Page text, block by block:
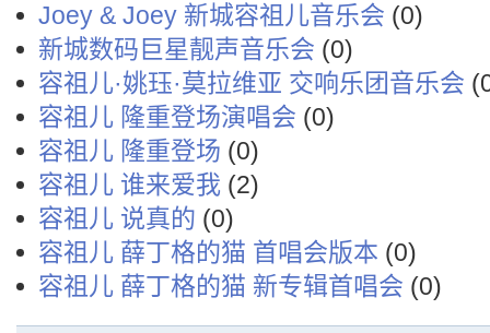
Joey & Joey 新城容祖儿音乐会 (0)
新城数码巨星靓声音乐会 (0)
容祖儿·姚珏·莫拉维亚 交响乐团音乐会
容祖儿 隆重登场演唱会 (0)
容祖儿 隆重登场 (0)
容祖儿 谁来爱我 (2)
容祖儿 说真的 (0)
容祖儿 薛丁格的猫 首唱会版本 (0)
容祖儿 薛丁格的猫 新专辑首唱会 (0)